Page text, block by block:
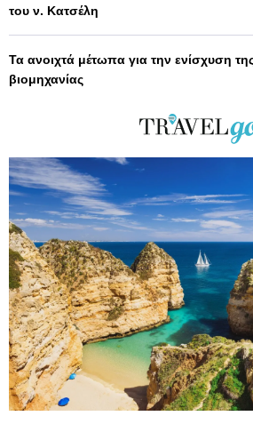
του ν. Κατσέλη
Τα ανοιχτά μέτωπα για την ενίσχυση
βιομηχανίας